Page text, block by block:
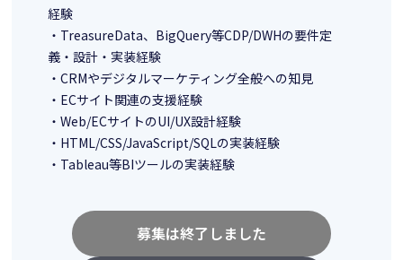
経験
・TreasureData、BigQuery等CDP/DWHの要件定
義・設計・実装経験
・CRMやデジタルマーケティング全般への知見
・ECサイト関連の支援経験
・Web/ECサイトのUI/UX設計経験
・HTML/CSS/JavaScript/SQLの実装経験
・Tableau等BIツールの実装経験
募集は終了しました